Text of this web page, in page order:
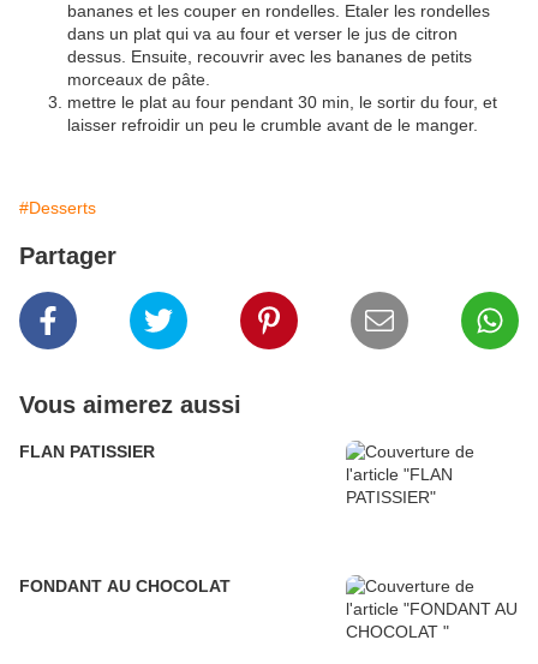
bananes et les couper en rondelles. Etaler les rondelles
dans un plat qui va au four et verser le jus de citron
dessus. Ensuite, recouvrir avec les bananes de petits
morceaux de pâte.
mettre le plat au four pendant 30 min, le sortir du four, et
laisser refroidir un peu le crumble avant de le manger.
#Desserts
Partager
Vous aimerez aussi
FLAN PATISSIER
FONDANT AU CHOCOLAT